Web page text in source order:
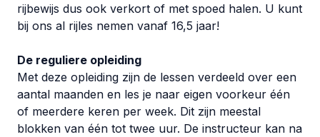
rijbewijs dus ook verkort of met spoed halen. U kunt
bij ons al rijles nemen vanaf 16,5 jaar!
De reguliere opleiding
Met deze opleiding zijn de lessen verdeeld over een
aantal maanden en les je naar eigen voorkeur één
of meerdere keren per week. Dit zijn meestal
blokken van één tot twee uur. De instructeur kan na